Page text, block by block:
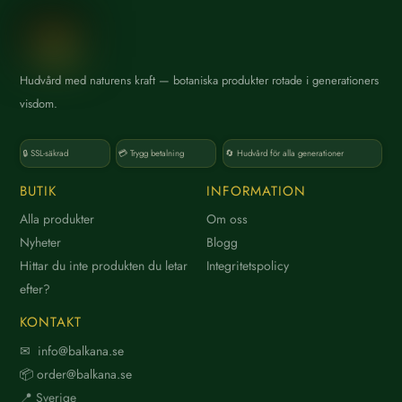
K
e
Hudvård med naturens kraft — botaniska produkter rotade i generationers
visdom.
🔒 SSL-säkrad 💳 Trygg betalning 🔄 Hudvård för alla generationer
BUTIK
Alla produkter
Nyheter
Hittar du inte produkten du letar
efter?
INFORMATION
Om oss
Blogg
Integritetspolicy
KONTAKT
✉ info@balkana.se
📦 order@balkana.se
📍 Sverige